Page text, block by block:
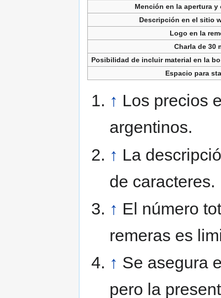
Mención en la apertura y
Descripción en el sitio
Logo en la
Charla de 30
Posibilidad de incluir material en la
Espacio para
↑ Los precios
argentinos.
↑ La
de caracteres.
↑ El número
remeras es
↑ Se asegura
pero la